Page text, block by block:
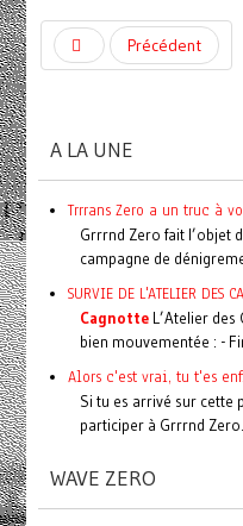
Précédent
A LA UNE
Trrrans Zero a un truc à
Grrrnd Zero fait l’objet
campagne de
SURVIE DE L'ATELIER DES
CagnotteL’Atelier des
bien mouvementée : -
Alors c'est vrai, tu t'es
Si tu es arrivé sur cette
participer à Grrrnd Zero.
WAVE ZERO